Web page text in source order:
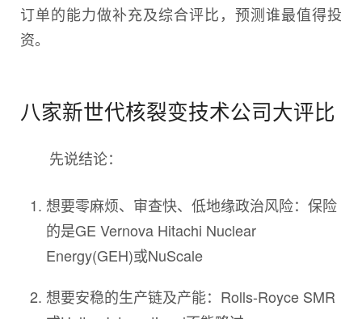
订单的能力做补充及综合评比，预测谁最值得投
资。
八家新世代核裂变技术公司大评比
先说结论：
想要零麻烦、审查快、低地缘政治风险：保险
的是GE Vernova Hitachi Nuclear
Energy(GEH)或NuScale
想要安稳的生产链及产能：Rolls-Royce SMR